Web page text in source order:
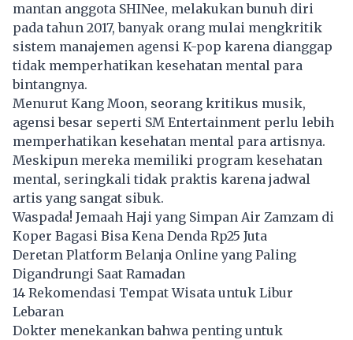
mantan anggota SHINee, melakukan bunuh diri
pada tahun 2017, banyak orang mulai mengkritik
sistem manajemen agensi K-pop karena dianggap
tidak memperhatikan kesehatan mental para
bintangnya.
Menurut Kang Moon, seorang kritikus musik,
agensi besar seperti SM Entertainment perlu lebih
memperhatikan kesehatan mental para artisnya.
Meskipun mereka memiliki program kesehatan
mental, seringkali tidak praktis karena jadwal
artis yang sangat sibuk.
Waspada! Jemaah Haji yang Simpan Air Zamzam di
Koper Bagasi Bisa Kena Denda Rp25 Juta
Deretan Platform Belanja Online yang Paling
Digandrungi Saat Ramadan
14 Rekomendasi Tempat Wisata untuk Libur
Lebaran
Dokter menekankan bahwa penting untuk